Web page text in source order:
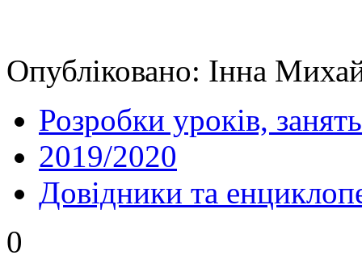
Опубліковано: Інна
Розробки уроків, занять
2019/2020
Довідники та
0